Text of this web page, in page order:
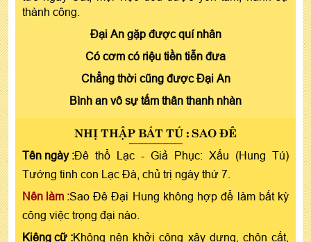
thành công.
Đại An gặp được quí nhân
Có cơm có riệu tiền tiễn đưa
Chẳng thời cũng được Đại An
Bình an vô sự tấm thân thanh nhàn
NHỊ THẬP BÁT TÚ : SAO ĐÊ
Tên ngày :Đê thổ Lạc - Giả Phục: Xấu (Hung Tú)
Tướng tinh con Lạc Đà, chủ trị ngày thứ 7.
Nên làm :Sao Đê Đại Hung không hợp để làm bất kỳ
công việc trọng đại nào.
Kiêng cữ :Không nên khởi công xây dựng, chôn cất,